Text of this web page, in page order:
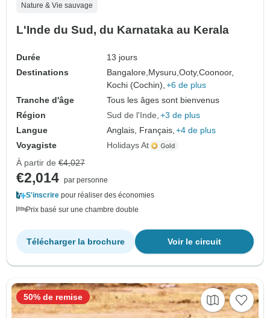
Nature & Vie sauvage
L'Inde du Sud, du Karnataka au Kerala
Durée
13 jours
Destinations
Bangalore, Mysuru,Ooty,Coonoor,
Kochi (Cochin), +6 de plus
Tranche d'âge
Tous les âges sont bienvenus
Région
Sud de l'Inde +3 de plus
Langue
Anglais, Français, +4 de plus
Voyagiste
Holidays At
À partir de €4,027
€2,014 par personne
S'inscrire pour réaliser des économies
Prix basé sur une chambre double
Voir le circuit
Télécharger la brochure
50% de remise